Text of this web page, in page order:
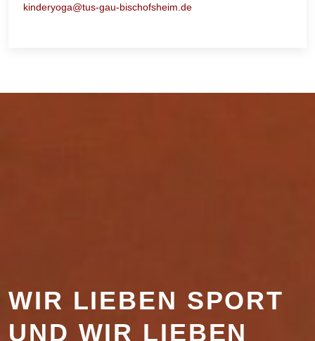
kinderyoga@tus-gau-bischofsheim.de
WIR LIEBEN SPORT
UND WIR LIEBEN